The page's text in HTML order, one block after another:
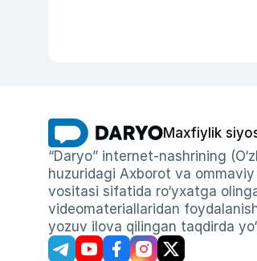
Maxfiylik
“Daryo” internet-nashrining
huzuridagi Axborot va
vositasi sifatida ro‘yxatga
videomateriallaridan
yozuv ilova qilingan taqdirda